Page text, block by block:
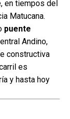
en tiempos del
Matucana.
puente
Andino,
constructiva
es
y hasta hoy